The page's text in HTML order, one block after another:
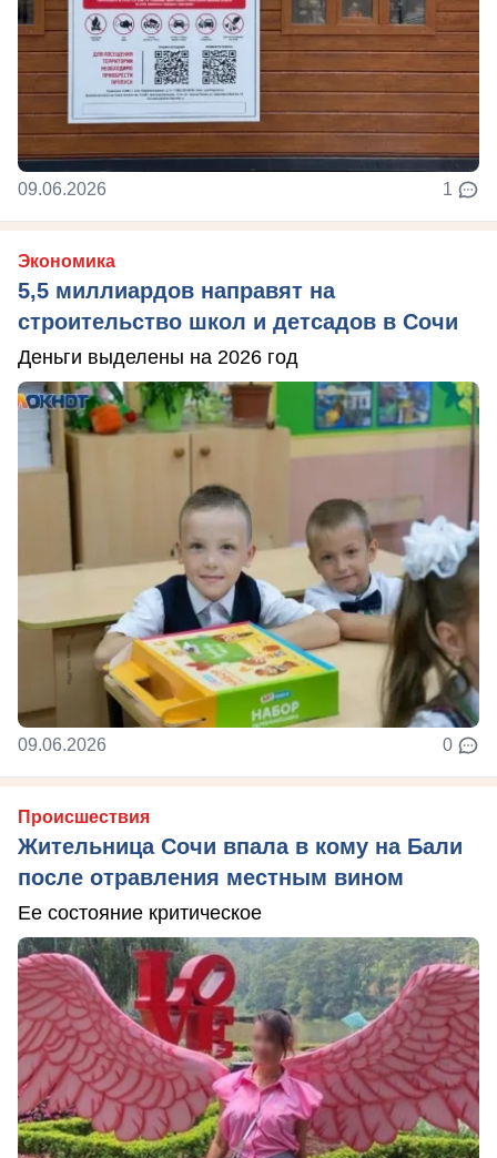
09.06.2026 1
Экономика
5,5 миллиардов направят на
строительство школ и детсадов в Сочи
Деньги выделены на 2026 год
09.06.2026 0
Происшествия
Жительница Сочи впала в кому на Бали
после отравления местным вином
Ее состояние критическое